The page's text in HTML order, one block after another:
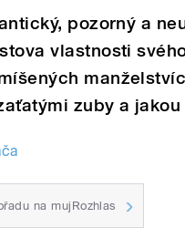
pozorný a
vlastnosti
zuby a
na mujRozhlas